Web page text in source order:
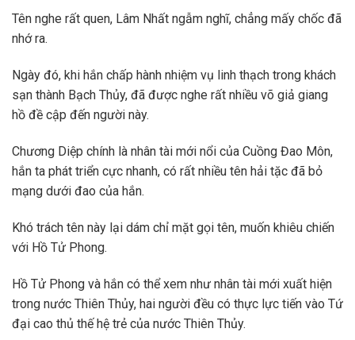
Tên nghe rất quen, Lâm Nhất ngẫm nghĩ, chẳng mấy chốc đã
nhớ ra.
Ngày đó, khi hắn chấp hành nhiệm vụ linh thạch trong khách
sạn thành Bạch Thủy, đã được nghe rất nhiều võ giả giang
hồ đề cập đến người này.
Chương Diệp chính là nhân tài mới nổi của Cuồng Đao Môn,
hắn ta phát triển cực nhanh, có rất nhiều tên hải tặc đã bỏ
mạng dưới đao của hắn.
Khó trách tên này lại dám chỉ mặt gọi tên, muốn khiêu chiến
với Hồ Tử Phong.
Hồ Tử Phong và hắn có thể xem như nhân tài mới xuất hiện
trong nước Thiên Thủy, hai người đều có thực lực tiến vào Tứ
đại cao thủ thế hệ trẻ của nước Thiên Thủy.